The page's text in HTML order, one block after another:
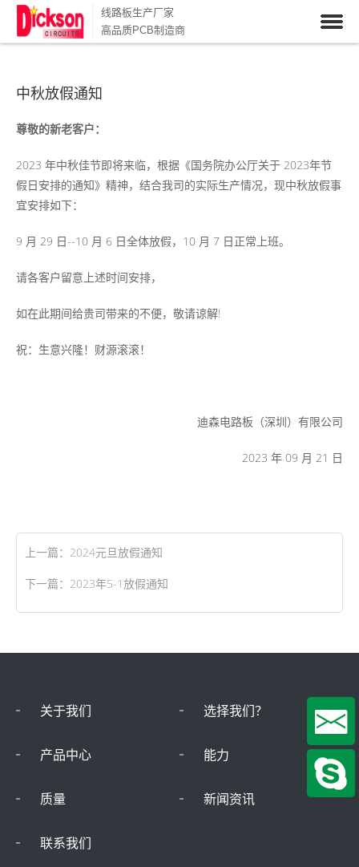
线路板生产厂家
高品质PCB制造商
中秋放假通知
尊敬的新老客户：
2023 年中秋佳节即将来临，根据《国务院办公厅关于 2023年节
假日安排的通知》精神，结合我司的实际生产情况，现中秋放假事
宜安排如下：
9 月 29 日--10 月 6 日全体放假，10 月 7 日正常上班。
请各客户留意上述时间安排，
如在此期间给贵司带来的不便，敬请谅解!
祝：生意兴隆！财源滚滚！
迪森电路板（深圳）有限公司
2023 年 09 月 21 日
上一篇： 2024元旦放假通知
下一篇： 2023年5-1放假通知
关于我们 选择我们？
产品中心 能力
质量 新闻资讯
联系我们